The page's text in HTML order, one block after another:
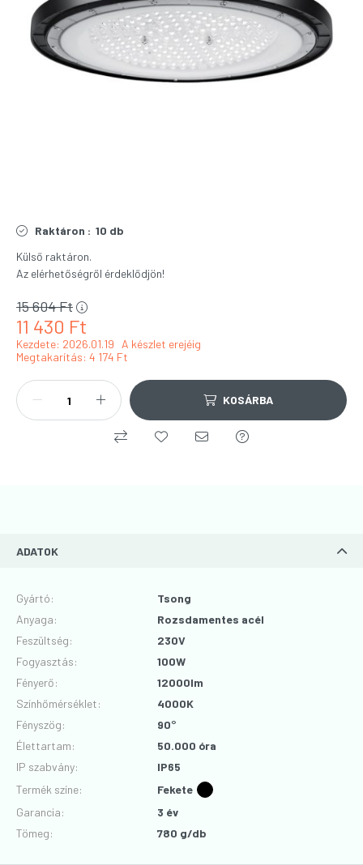
Raktáron : 10 db
Külső raktáron.
Az elérhetőségről érdeklődjön!
11 430 Ft
15 604Ft
Kezdete: 2026.01.19
A készlet erejéig
Megtakarítás 4 174 Ft
KOSÁRBA
ADATOK
Gyártó:
Tsong
Anyaga:
Rozsdamentes acél
Feszültség:
230V
Fogyasztás:
100W
Fényerő:
12000lm
Színhőmérséklet:
4000K
Fényszög:
90°
Élettartam:
50.000 óra
IP szabvány:
IP65
Termék színe:
Fekete
Garancia:
3 év
Tömeg:
780 g/db